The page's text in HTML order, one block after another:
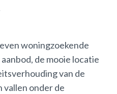
woningzoekende
de mooie locatie
van de
vallen onder de